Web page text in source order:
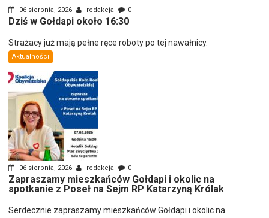
06 sierpnia, 2026 redakcja 0
Dziś w Gołdapi około 16:30
Strażacy już mają pełne ręce roboty po tej nawałnicy.
Aktualności
06 sierpnia, 2026 redakcja 0
Zapraszamy mieszkańców Gołdapi i okolic na
spotkanie z Poseł na Sejm RP Katarzyną Królak
Serdecznie zapraszamy mieszkańców Gołdapi i okolic na